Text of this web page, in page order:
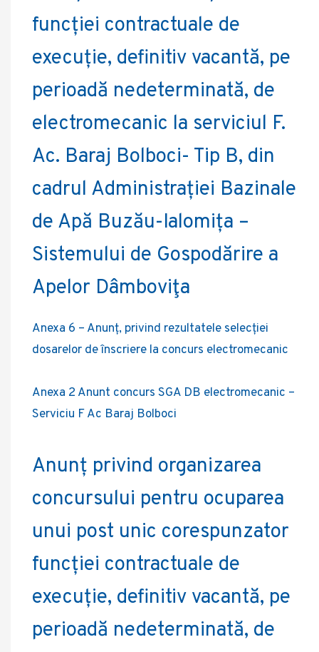
funcției contractuale de
execuție, definitiv vacantă, pe
perioadă nedeterminată, de
electromecanic la serviciul F.
Ac. Baraj Bolboci- Tip B, din
cadrul Administrației Bazinale
de Apă Buzău-Ialomița –
Sistemului de Gospodărire a
Apelor Dâmboviţa
Anexa 6 – Anunț, privind rezultatele selecției
dosarelor de înscriere la concurs electromecanic
Anexa 2 Anunt concurs SGA DB electromecanic –
Serviciu F Ac Baraj Bolboci
Anunț privind organizarea
concursului pentru ocuparea
unui post unic corespunzator
funcției contractuale de
execuție, definitiv vacantă, pe
perioadă nedeterminată, de